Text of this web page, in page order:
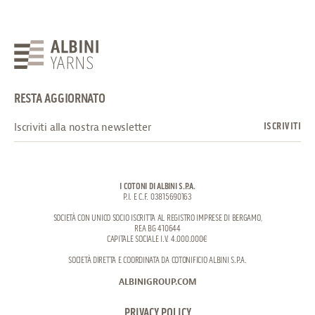
I COTONI DI ALBINI S.P.A.
P.I. E C.F. 03815690163
SOCIETÀ CON UNICO SOCIO ISCRITTA AL REGISTRO IMPRESE DI BERGAMO,
REA BG 410644
CAPITALE SOCIALE I.V. 4.000.000€
SOCIETÀ DIRETTA E COORDINATA DA COTONIFICIO ALBINI S.P.A.
ALBINIGROUP.COM
RESTA AGGIORNATO